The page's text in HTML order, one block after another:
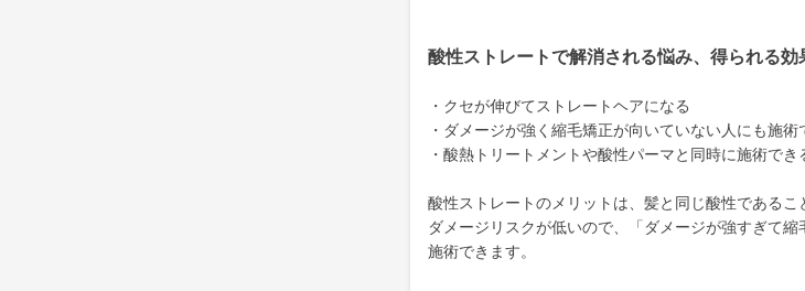
酸性ストレートで解消される悩み、得られる効
・クセが伸びてストレートヘアになる
・ダメージが強く縮毛矯正が向いていない人にも施術
・酸熱トリートメントや酸性パーマと同時に施術でき
酸性ストレートのメリットは、髪と同じ酸性である
ダメージリスクが低いので、「ダメージが強すぎて
施術できます。